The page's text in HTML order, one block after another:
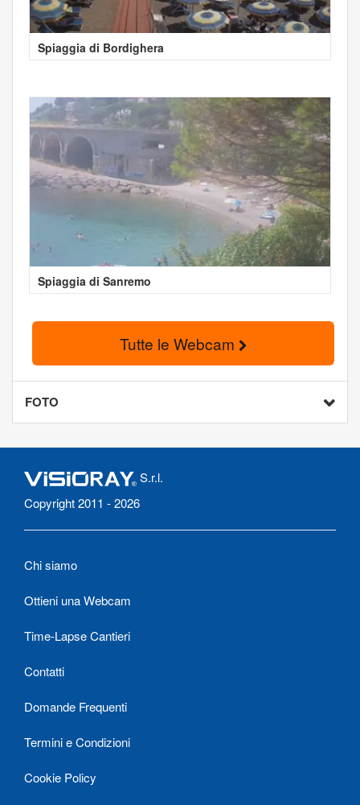
Spiaggia di Bordighera
Spiaggia di Sanremo
Tutte le Webcam
FOTO
S.r.l.
Copyright 2011 - 2026
Chi siamo
Ottieni una Webcam
Time-Lapse Cantieri
Contatti
Domande Frequenti
Termini e Condizioni
Cookie Policy